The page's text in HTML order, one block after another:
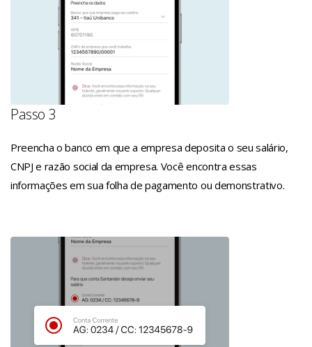
Passo 3
Preencha o banco em que a empresa deposita o seu salário,
CNPJ e razão social da empresa. Você encontra essas
informações em sua folha de pagamento ou demonstrativo.